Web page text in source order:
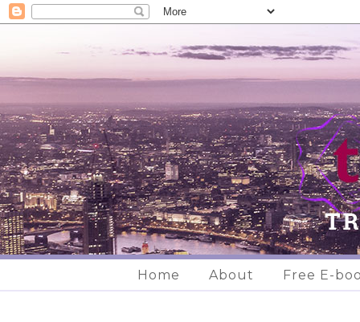
Home About Free E-